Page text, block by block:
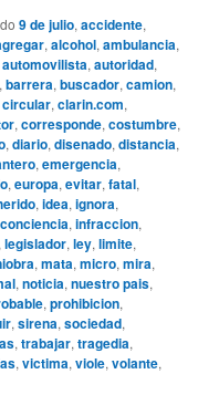
9 de julio,accidente,
,alcohol,ambulancia,
automovilista,autoridad,
,barrera,buscador,camion,
circular,clarin.com,
,corresponde,costumbre,
,diario,disenado,distancia,
,emergencia,
,europa,evitar,fatal,
,idea,ignora,
,infraccion,
,legislador,ley,limite,
,mata,micro,mira,
,noticia,nuestro pais,
,prohibicion,
,sirena,sociedad,
,trabajar,tragedia,
,victima,viole,volante,